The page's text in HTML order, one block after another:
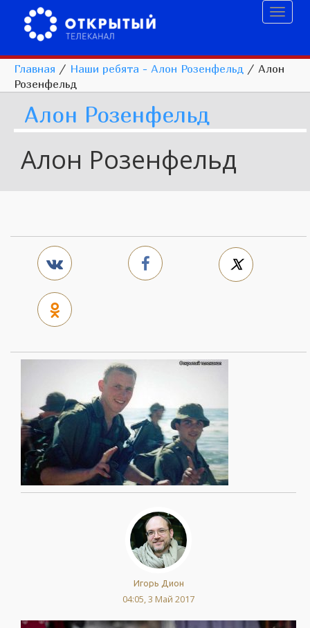
Главная / Наши ребята - Алон Розенфельд / Алон
Розенфельд
Алон Розенфельд
Алон Розенфельд
Игорь Дион
04:05, 3 Май 2017